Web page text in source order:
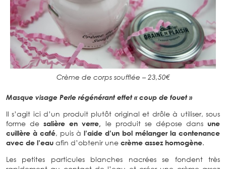
Crème de corps soufflée – 23,50€
Masque visage Perle régénérant effet « coup de fouet »
Il s’agit ici d’un produit plutôt original et drôle à utiliser, sous
forme desalière en verre, le produit se dépose dansune
cuillère à café, puis à l’aide d’un bol mélanger la contenance
avec de l’eau afin d’obtenir une crème assez homogène.
Les petites particules blanches nacrées se fondent très